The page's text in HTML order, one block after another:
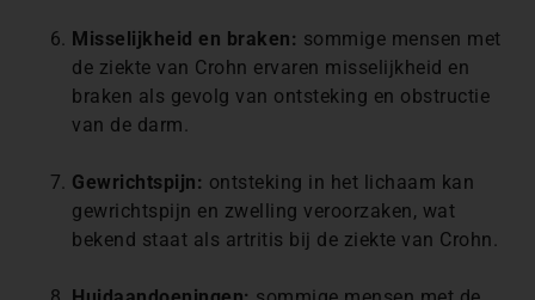
Misselijkheid en braken: sommige mensen met
de ziekte van Crohn ervaren misselijkheid en
braken als gevolg van ontsteking en obstructie
van de darm.
Gewrichtspijn: ontsteking in het lichaam kan
gewrichtspijn en zwelling veroorzaken, wat
bekend staat als artritis bij de ziekte van Crohn.